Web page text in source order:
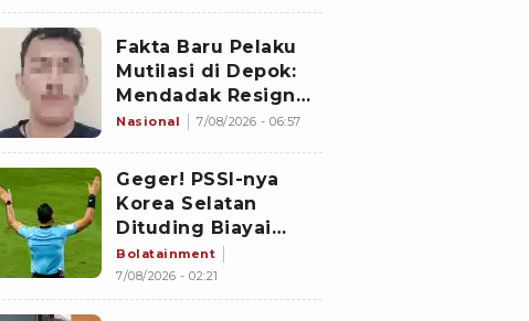
Fakta Baru Pelaku
Mutilasi di Depok:
Mendadak Resign
Kerja Goreng Piscok
di Mal
Nasional 7/08/2026 - 06:57
Geger! PSSI-nya
Korea Selatan
Dituding Biayai
Hiburan Seks untuk
Wasit Asing, KFA
Buka Suara
Bolatainment
7/08/2026 - 02:21